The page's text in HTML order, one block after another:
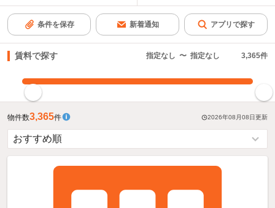
条件を保存 新着通知 アプリで探す
賃料で探す 指定なし 〜 指定なし 3,365件
物件数3,365件 2026年08月08日更新